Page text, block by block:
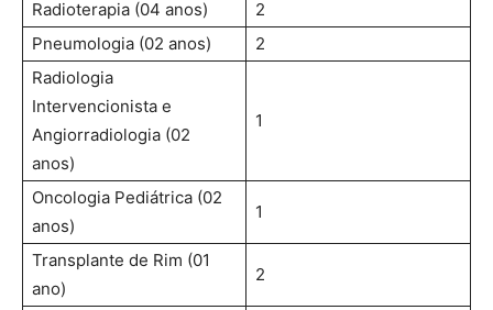
Radioterapia (04 anos)
2
Pneumologia (02 anos)
2
Radiologia
Intervencionista e
Angiorradiologia (02
anos)
1
Oncologia Pediátrica (02
anos)
1
Transplante de Rim (01
ano)
2